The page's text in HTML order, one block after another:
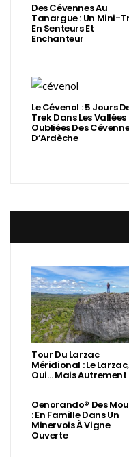
Des Cévennes Au
Tanargue : Un Mini-
En Senteurs Et
Enchanteur
Le Cévenol : 5 Jours
Trek Dans Les Vallées
Oubliées Des
D’Ardèche
Tour Du Larzac
Méridional : Le Larzac,
Oui… Mais Autrement
Oenorando® Des
: En Famille Dans Un
Minervois À Vigne
Ouverte